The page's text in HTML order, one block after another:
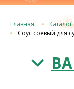
Главная Каталог
Соус соевый для